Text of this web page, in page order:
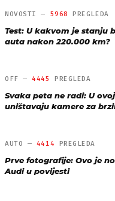
NOVOSTI — 5968 PREGLEDA
Test: U kakvom je stanju
auta nakon 220.000 km?
OFF —4445 PREGLEDA
Svaka peta ne radi: U
uništavaju kamere za
AUTO — 4414 PREGLEDA
Prve fotografije: Ovo je
Audi u povijesti